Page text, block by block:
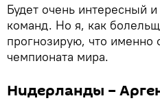
Будет очень интересный
команд. Но я, как
прогнозирую, что именно
чемпионата мира.
Нидерланды –